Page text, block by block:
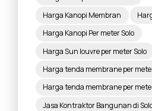
Harga Kanopi Membran
Harga Kanopi Per meter Solo
Harga Sun louvre per meter Solo
Harga tenda membrane per
Harga tenda membrane per
Jasa Kontraktor Bangunan di